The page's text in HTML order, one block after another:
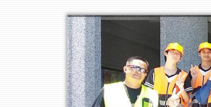
花蓮縣立國風國民中學